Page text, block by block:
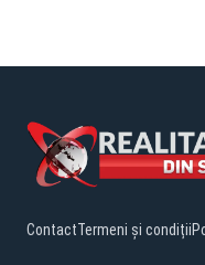
ContactTermeni și condiții